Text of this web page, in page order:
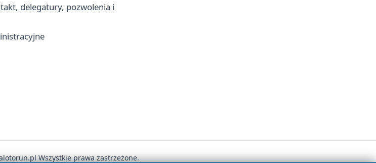
delegatury, pozwolenia i
Wszystkie prawa zastrzeżone.